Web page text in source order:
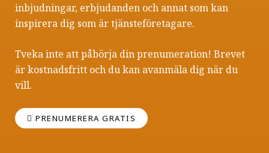
inbjudningar, erbjudanden och annat som kan
inspirera dig som är tjänsteföretagare.
Tveka inte att påbörja din prenumeration! Brevet
är kostnadsfritt och du kan avanmäla dig när du
vill.
PRENUMERERA GRATIS